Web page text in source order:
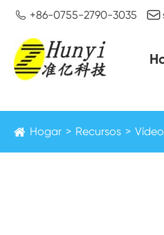
 +86-0755-2790-3035 
Hogar Recursos Vídeo